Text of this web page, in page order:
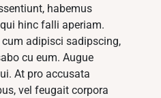
habemus
hinc falli aperiam.
adipisci sadipscing,
cu eum. Augue
At pro accusata
vel feugait corpora